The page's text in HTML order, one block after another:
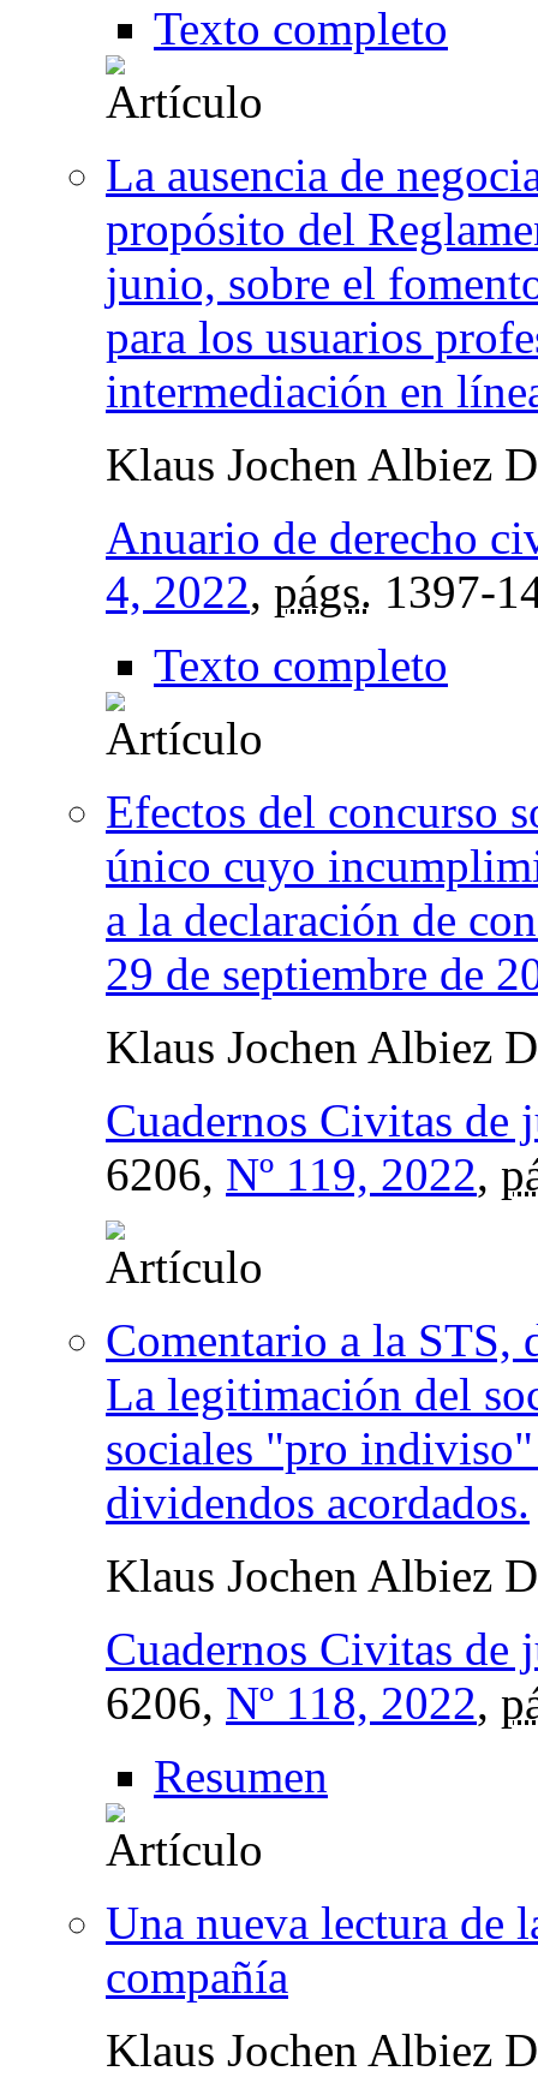
Texto completo
La ausencia de
propósito del
junio, sobre el
para los usuarios
intermediación en
Klaus Jochen Albiez
Anuario de derecho
4, 2022, págs. 1397-
Texto completo
Efectos del concurso
único cuyo
a la declaración de
29 de septiembre de
Klaus Jochen Albiez
Cuadernos Civitas
6206, Nº 119, 2022,
Comentario a la STS,
La legitimación del
sociales "pro
dividendos acordados.
Klaus Jochen Albiez
Cuadernos Civitas
6206, Nº 118, 2022,
Resumen
Una nueva lectura de
compañía
Klaus Jochen Albiez